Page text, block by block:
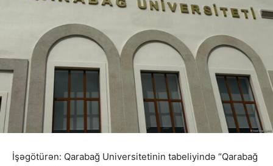
İşəgötürən: Qarabağ Universitetinin tabeliyində “Qarabağ